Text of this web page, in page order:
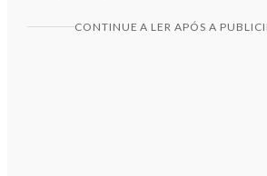
CONTINUE A LER APÓS A